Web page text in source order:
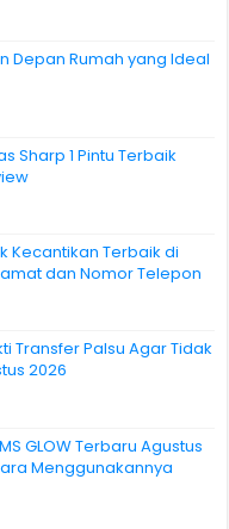
Depan Rumah yang Ideal
Sharp 1 Pintu Terbaik
Kecantikan Terbaik di
dan Nomor Telepon
Transfer Palsu Agar Tidak
2026
GLOW Terbaru Agustus
Menggunakannya